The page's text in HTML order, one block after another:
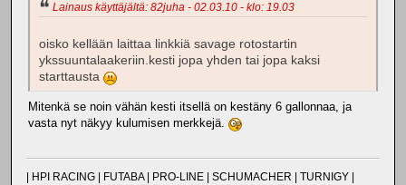
Lainaus käyttäjältä: 82juha - 02.03.10 - klo: 19.03
oisko kellään laittaa linkkiä savage rotostartin
ykssuuntalaakeriin.kesti jopa yhden tai jopa kaksi
starttausta
Mitenkä se noin vähän kesti itsellä on kestäny 6 gallonnaa, ja
vasta nyt näkyy kulumisen merkkejä.
| HPI RACING | FUTABA | PRO-LINE | SCHUMACHER | TURNIGY |